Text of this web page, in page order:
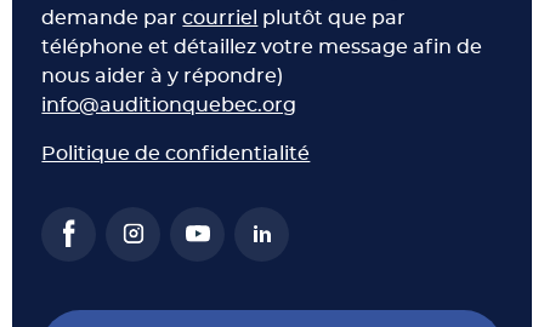
demande parcourriel plutôt que par
téléphone et détaillez votre message afin de
nous aider à y répondre)
info@auditionquebec.org
Politique de confidentialité